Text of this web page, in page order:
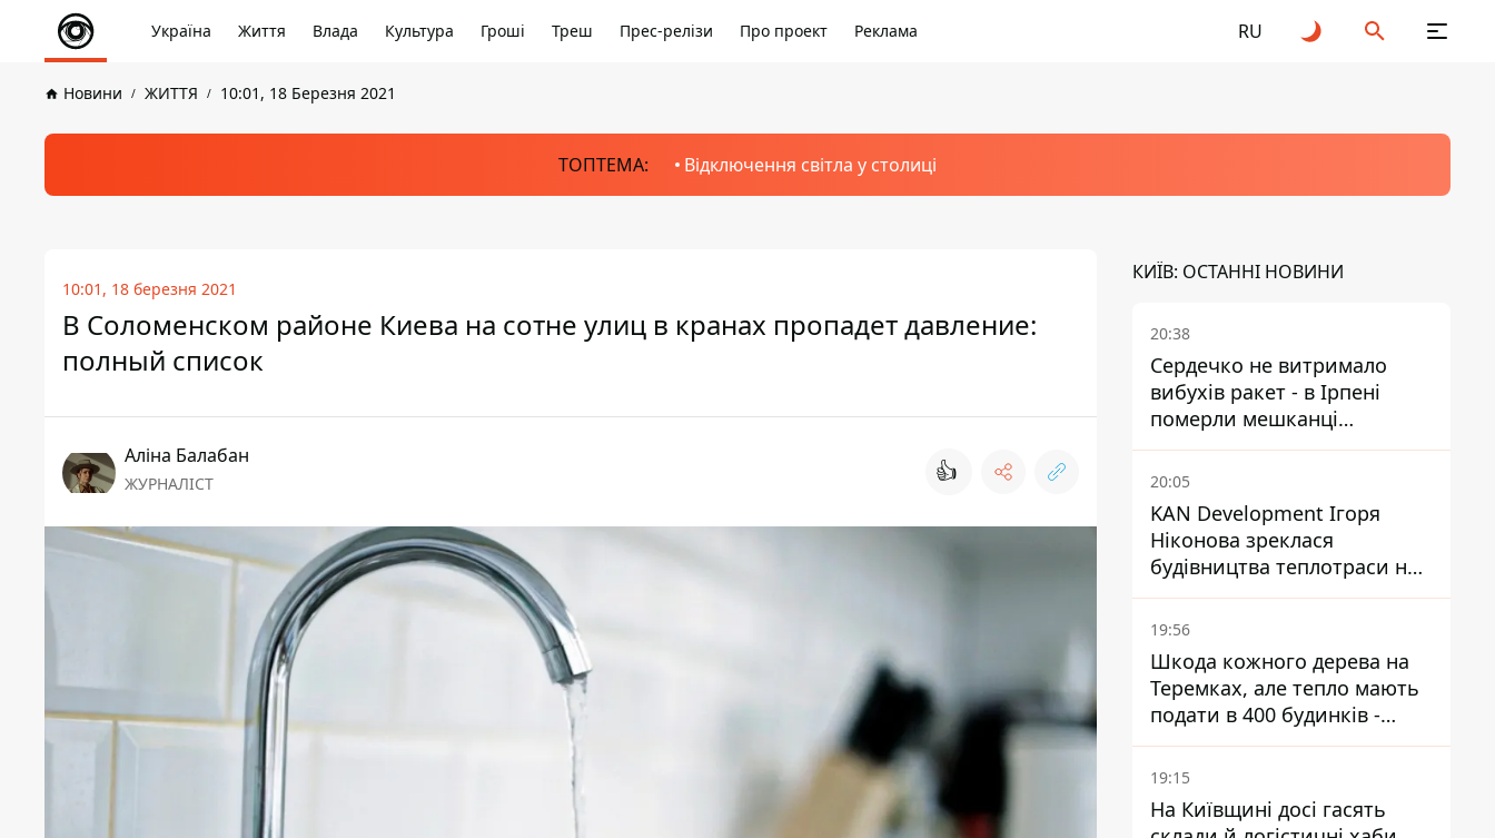
Україна Життя Влада Культура Гроші Треш Прес-релізи Про проект Реклама RU
Новини ЖИТТЯ 10:01, 18 Березня 2021
ТОПТЕМА: Відключення світла у столиці
10:01, 18 березня 2021
В Соломенском районе Киева на сотне улиц в кранах пропадет давление:
полный список
Аліна Балабан
ЖУРНАЛІСТ 👍
КИЇВ: ОСТАННІ НОВИНИ
20:38
Сердечко не витримало
вибухів ракет - в Ірпені
померли мешканці
притулку для собак з
інвалідністю
20:05
KAN Development Ігоря
Ніконова зреклася
будівництва теплотраси на
Теремках
19:56
Шкода кожного дерева на
Теремках, але тепло мають
подати в 400 будинків -
депутатка Київради
19:15
На Київщині досі гасять